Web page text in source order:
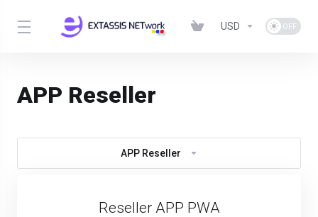
USD
APP Reseller
APP Reseller
Reseller APP PWA